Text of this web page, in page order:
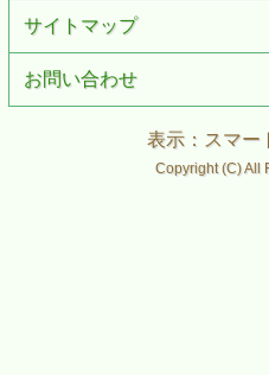
サイトマップ
お問い合わせ
表示：スマー
Copyright (C) All